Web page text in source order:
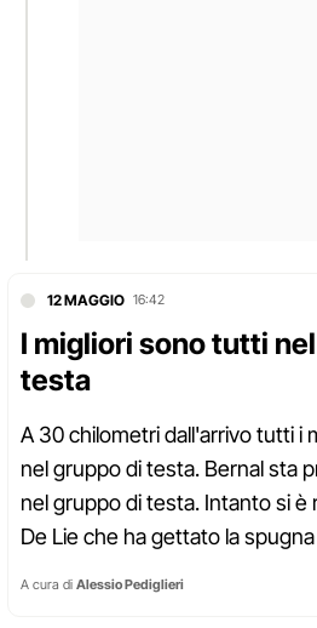
12 MAGGIO 16:42
I migliori sono tutti
testa
A 30 chilometri dall'arrivo tutti i
nel gruppo di testa. Bernal sta
nel gruppo di testa. Intanto si è
De Lie che ha gettato la
A cura di Alessio Pediglieri